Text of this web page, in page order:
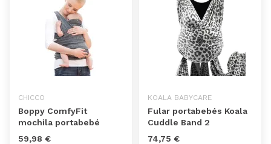
CHICCO
Boppy ComfyFit
mochila portabebé
59,98 €
KOALA BABYCARE
Fular portabebés Koala
Cuddle Band 2
74,75 €